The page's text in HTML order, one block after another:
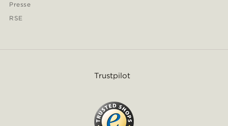
Presse
RSE
Trustpilot